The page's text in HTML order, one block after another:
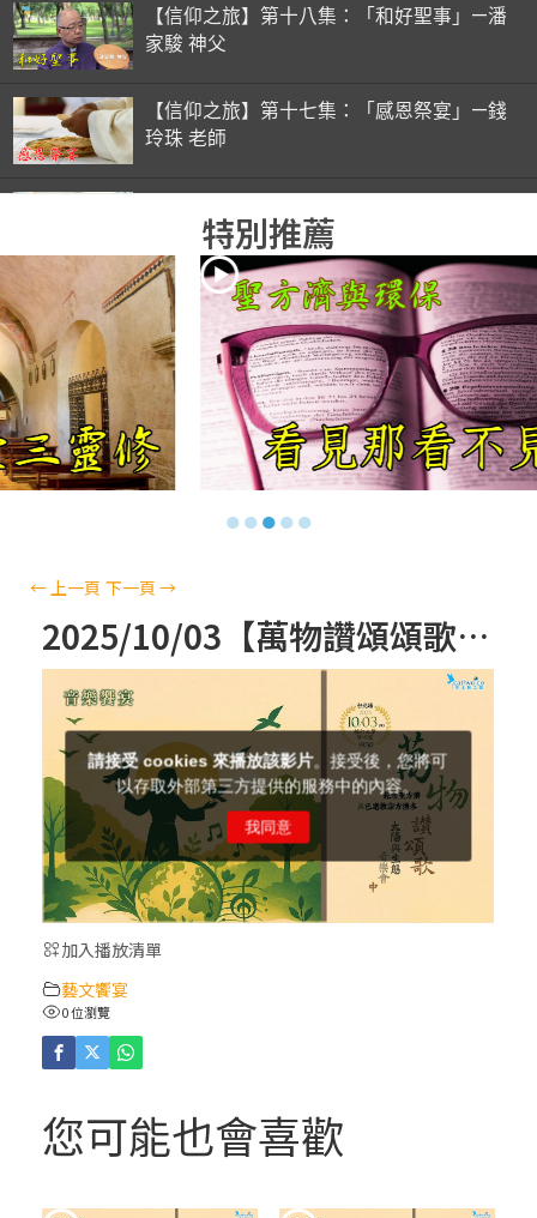
【信仰之旅】第十八集：「和好聖事」—潘
家駿 神父
【信仰之旅】第十七集：「感恩祭宴」—錢
玲珠 老師
錢玲珠 老師
【信仰之旅】第十五集：「入門聖事」—錢
玲珠 老師
【信仰之旅】第十四集：「天主十誡(下)」
—金毓瑋 神父
【信仰之旅】第十三集：「天主十誡(上)」
—金毓瑋 神父
【信仰之旅】第十二集：「聖母、聖人」—
高樂祈 修女
【信仰之旅】第十一集：「教 會」(推廣片)
【信仰之旅】第十一集：「教 會」—林必能
神父
【信仰之旅】第十集：「逾越奧蹟」— 錢玲
珠老師
(5)黃敏正主教帶你做「四旬期避靜」—【逾
人相遇
特別推薦
●●●●●
← 上一頁 下一頁→
2025/10/03【萬物讚頌頌歌 – 太陽與生態音樂會】紀念聖方濟與已逝教宗方濟各（中）
加入播放清單
藝文饗宴
0 位瀏覽
您可能也會喜歡